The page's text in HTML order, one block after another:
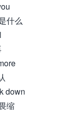
什么
down
缩